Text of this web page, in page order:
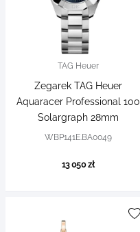
TAG Heuer
Zegarek TAG Heuer
Aquaracer Professional 100
Solargraph 28mm
WBP141E.BA0049
13 050 zł